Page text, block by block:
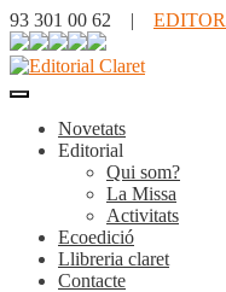
93 301 00 62 |
Novetats
Editorial
Qui som?
La Missa
Activitats
Ecoedició
Llibreria claret
Contacte